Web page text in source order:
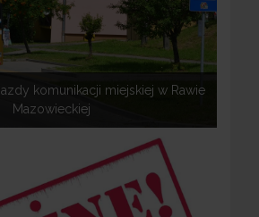
komunikacji miejskiej w Rawie
Mazowieckiej